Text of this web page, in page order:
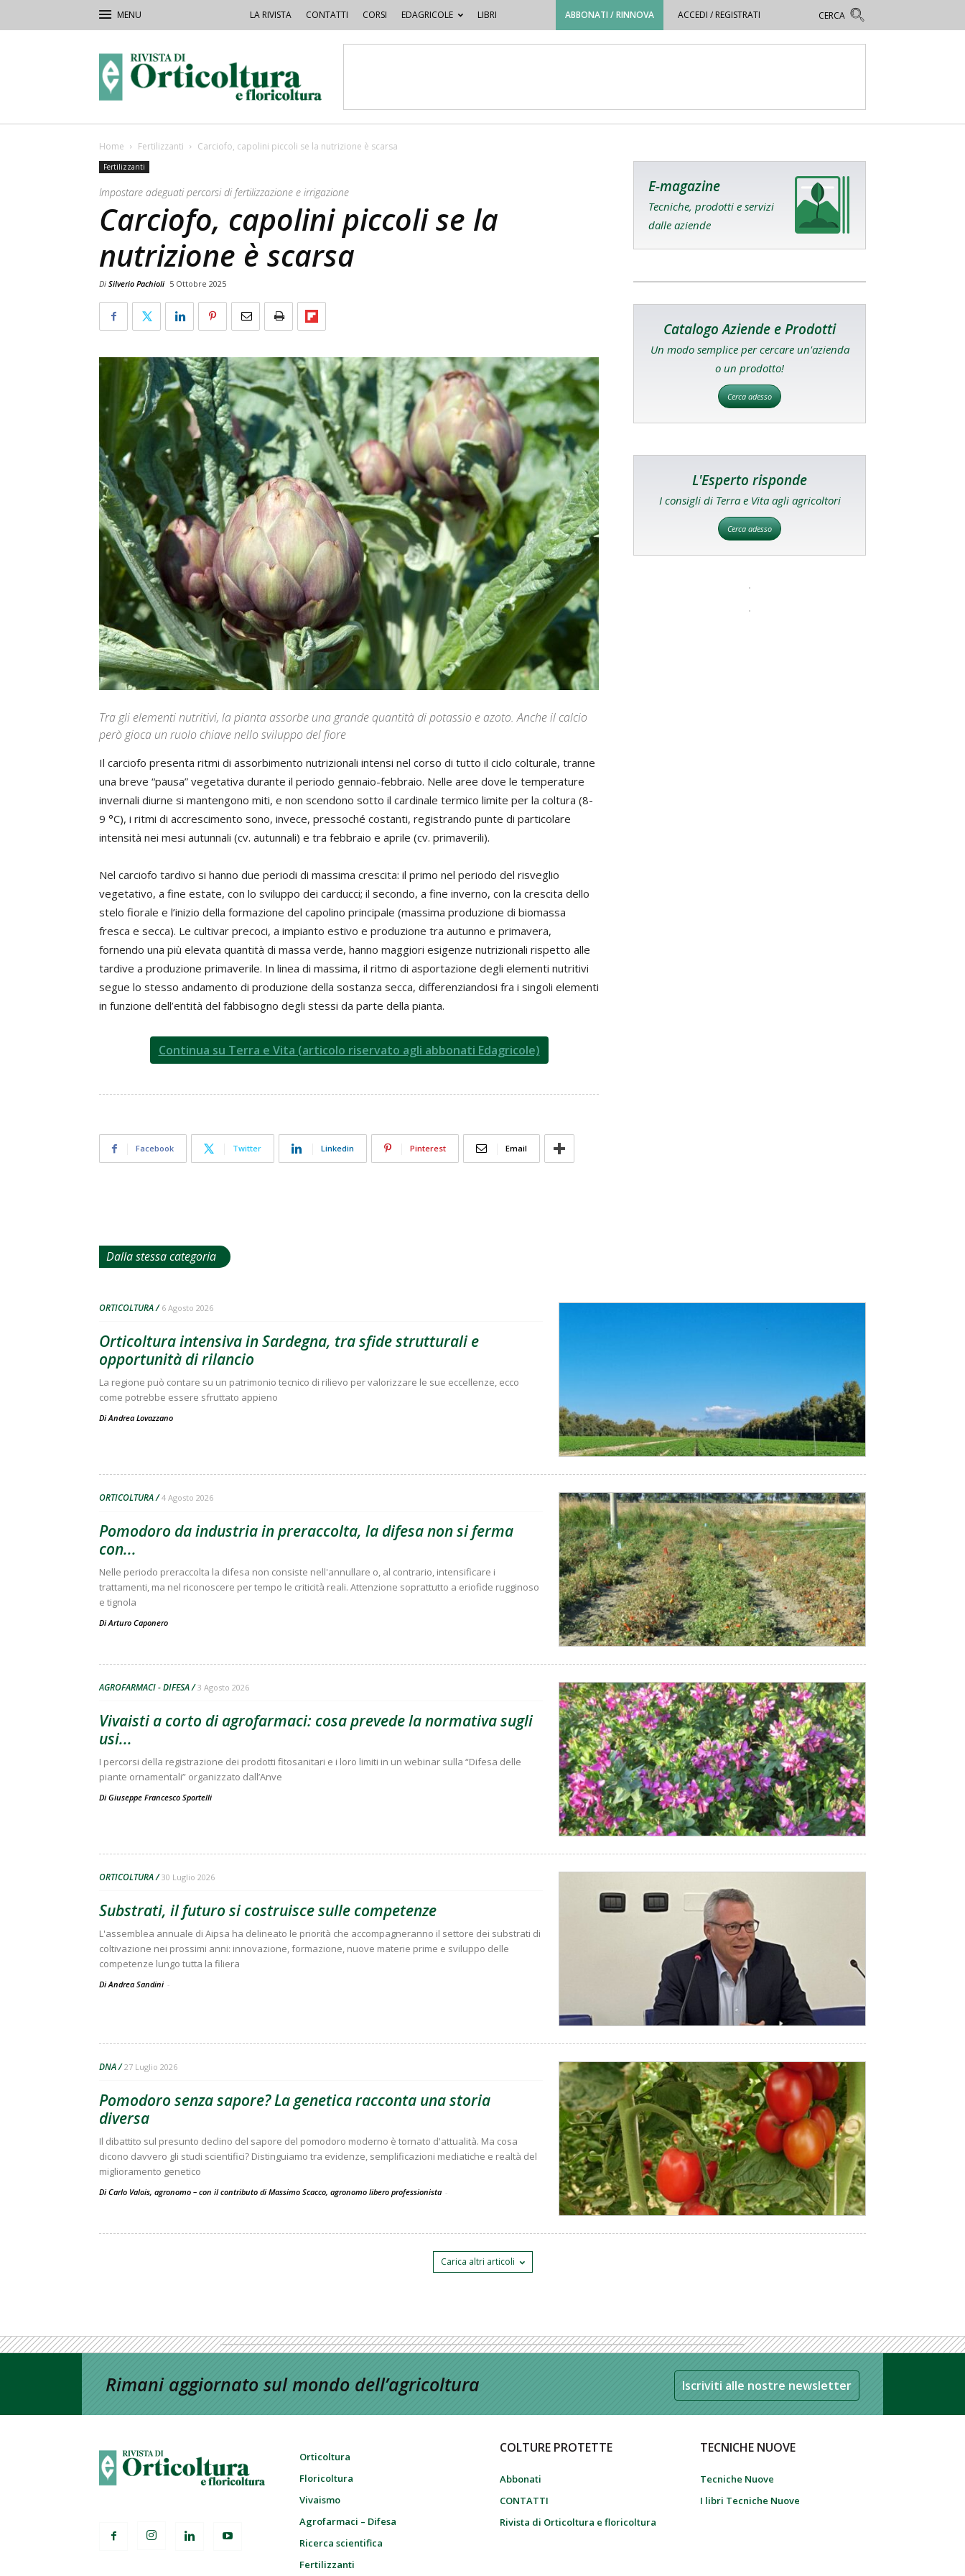
LA RIVISTA CONTATTI CORSI EDAGRICOLE LIBRI ABBONATI / RINNOVA ACCEDI / REGISTRATI
Orticoltura
Home Fertilizzanti Carciofo, capolini piccoli se la nutrizione è scarsa
Fertilizzanti
Impostare adeguati percorsi di fertilizzazione e irrigazione
Carciofo, capolini piccoli se la
nutrizione è scarsa
Di Silverio Pachioli 5 Ottobre 2025
Tra gli elementi nutritivi, la pianta assorbe una grande quantità di potassio e azoto. Anche il calcio
però gioca un ruolo chiave nello sviluppo del fiore
Il carciofo presenta ritmi di assorbimento nutrizionali intensi nel corso di tutto il ciclo colturale, tranne
una breve “pausa” vegetativa durante il periodo gennaio-febbraio. Nelle aree dove le temperature
invernali diurne si mantengono miti, e non scendono sotto il cardinale termico limite per la coltura (8-
9 °C), i ritmi di accrescimento sono, invece, pressoché costanti, registrando punte di particolare
intensità nei mesi autunnali (cv. autunnali) e tra febbraio e aprile (cv. primaverili).
Nel carciofo tardivo si hanno due periodi di massima crescita: il primo nel periodo del risveglio
vegetativo, a fine estate, con lo sviluppo dei carducci; il secondo, a fine inverno, con la crescita dello
stelo fiorale e l’inizio della formazione del capolino principale (massima produzione di biomassa
fresca e secca). Le cultivar precoci, a impianto estivo e produzione tra autunno e primavera,
fornendo una più elevata quantità di massa verde, hanno maggiori esigenze nutrizionali rispetto alle
tardive a produzione primaverile. In linea di massima, il ritmo di asportazione degli elementi nutritivi
segue lo stesso andamento di produzione della sostanza secca, differenziandosi fra i singoli elementi
in funzione dell’entità del fabbisogno degli stessi da parte della pianta.
Continua su Terra e Vita (articolo riservato agli abbonati Edagricole)
Facebook Twitter Linkedin Pinterest Email
E-magazine
Tecniche, prodotti e servizi
dalle aziende
Catalogo Aziende e Prodotti
Un modo semplice per cercare un'azienda
o un prodotto!
Cerca adesso
L'Esperto risponde
I consigli di Terra e Vita agli agricoltori
Cerca adesso
Dalla stessa categoria
ORTICOLTURA 6 Agosto 2026
Orticoltura intensiva in Sardegna, tra sfide strutturali e
opportunità di rilancio
La regione può contare su un patrimonio tecnico di rilievo per valorizzare le sue eccellenze, ecco
come potrebbe essere sfruttato appieno
DiAndrea Lovazzano
ORTICOLTURA 4 Agosto 2026
Pomodoro da industria in preraccolta, la difesa non si ferma
con...
Nelle periodo preraccolta la difesa non consiste nell'annullare o, al contrario, intensificare i
trattamenti, ma nel riconoscere per tempo le criticità reali. Attenzione soprattutto a eriofide rugginoso
e tignola
DiArturo Caponero
AGROFARMACI - DIFESA 3 Agosto 2026
Vivaisti a corto di agrofarmaci: cosa prevede la normativa sugli
usi...
I percorsi della registrazione dei prodotti fitosanitari e i loro limiti in un webinar sulla “Difesa delle
piante ornamentali” organizzato dall’Anve
Di Giuseppe Francesco Sportelli
ORTICOLTURA 30 Luglio 2026
Substrati, il futuro si costruisce sulle competenze
L'assemblea annuale di Aipsa ha delineato le priorità che accompagneranno il settore dei substrati di
coltivazione nei prossimi anni: innovazione, formazione, nuove materie prime e sviluppo delle
competenze lungo tutta la filiera
Di Andrea Sandini -
DNA 27 Luglio 2026
Pomodoro senza sapore? La genetica racconta una storia
diversa
Il dibattito sul presunto declino del sapore del pomodoro moderno è tornato d'attualità. Ma cosa
dicono davvero gli studi scientifici? Distinguiamo tra evidenze, semplificazioni mediatiche e realtà del
miglioramento genetico
Di Carlo Valois, agronomo – con il contributo di Massimo Scacco, agronomo libero professionista -
Carica altri articoli
Rimani aggiornato sul mondo dell’agricoltura Iscriviti alle nostre newsletter
Orticoltura
Floricoltura
Vivaismo
Agrofarmaci – Difesa
Ricerca scientifica
Fertilizzanti
COLTURE PROTETTE
Abbonati
CONTATTI
Rivista di Orticoltura e floricoltura
TECNICHE NUOVE
Tecniche Nuove
I libri Tecniche Nuove